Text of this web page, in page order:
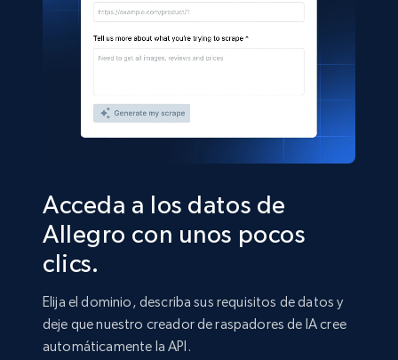
Acceda a los datos de
Allegro con unos pocos
clics.
Elija el dominio, describa sus requisitos de datos y
deje que nuestro creador de raspadores de IA cree
automáticamente la API.